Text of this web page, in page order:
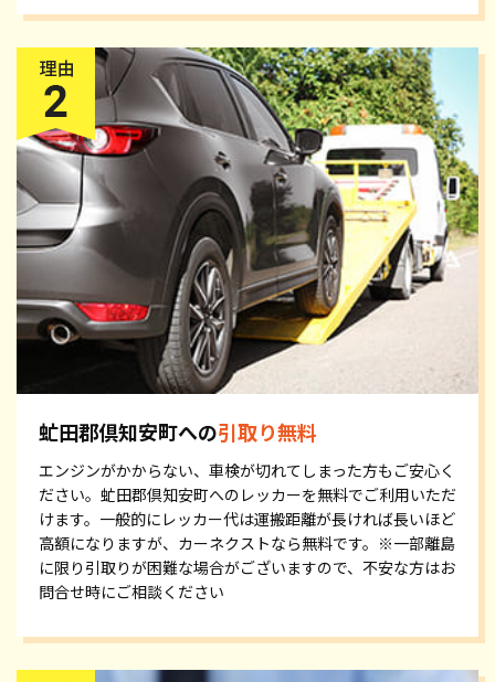
虻田郡倶知安町への引取り無料
エンジンがかからない、車検が切れてしまった方もご安心く
ださい。虻田郡倶知安町へのレッカーを無料でご利用いただ
けます。一般的にレッカー代は運搬距離が長ければ長いほど
高額になりますが、カーネクストなら無料です。※一部離島
に限り引取りが困難な場合がございますので、不安な方はお
問合せ時にご相談ください